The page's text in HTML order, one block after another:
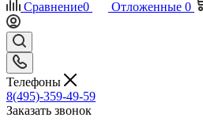
Сравнение0 Отложенные 0
Телефоны
8(495)-359-49-59
Заказать звонок